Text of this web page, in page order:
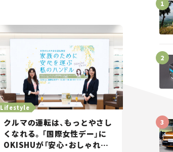
Lifestyle
クルマの運転は、もっとやさし
くなれる。「国際女性デー」に
OKISHUが「安心・おしゃれな